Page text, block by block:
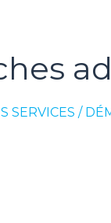
SERVICES /